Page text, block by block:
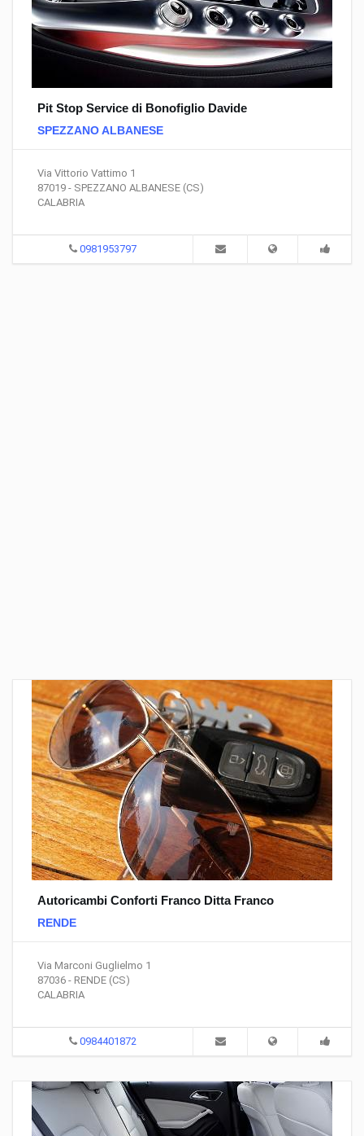
Pit Stop Service di Bonofiglio Davide
SPEZZANO ALBANESE
Via Vittorio Vattimo 1
87019 - SPEZZANO ALBANESE (CS)
CALABRIA
0981953797
Autoricambi Conforti Franco Ditta Franco
RENDE
Via Marconi Guglielmo 1
87036 - RENDE (CS)
CALABRIA
0984401872